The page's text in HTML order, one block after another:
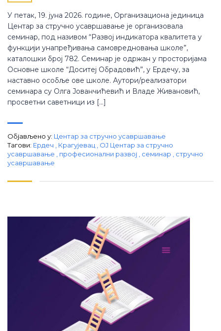
У петак, 19. јуна 2026. године, Организациона јединица
Центар за стручно усавршавање је организовала
семинар, под називом “Развој индикатора квалитета у
функцији унапређивања самовредновања школе”,
каталошки број 782. Семинар је одржан у просторијама
Основне школе “Доситеј Обрадовић”, у Ердечу, за
наставно особље ове школе. Аутори/реализатори
семинара су Олга Јованчићевић и Владе Живановић,
просветни саветници из […]
Објављено у: Центар за стручно усавршавање
Тагови: Ердеч Крагујевац
ОЈ Центар за стручно
усавршавање
професионални развој семинар
стручно
усавршавање